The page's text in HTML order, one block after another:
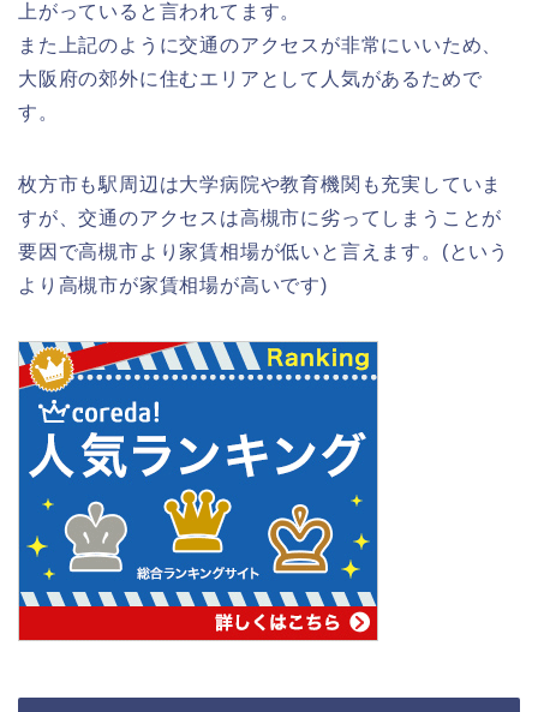
上がっていると言われてます。
また上記のように交通のアクセスが非常にいいため、
大阪府の郊外に住むエリアとして人気があるためで
す。
枚方市も駅周辺は大学病院や教育機関も充実していま
すが、交通のアクセスは高槻市に劣ってしまうことが
要因で高槻市より家賃相場が低いと言えます。(という
より高槻市が家賃相場が高いです)